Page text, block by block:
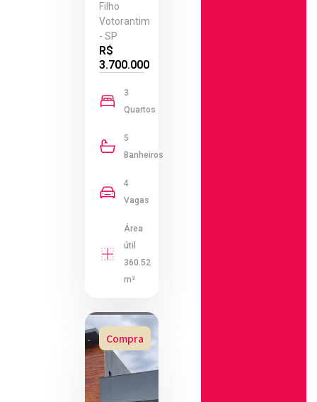
Filho
Votorantim
- SP
R$
3.700.000
3
Quartos
5
Banheiros
4
Vagas
Área
útil
360.52
m²
Compra